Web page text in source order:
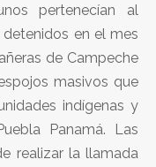
pertenecían al
en el mes
de Campeche
masivos que
indígenas y
Panamá. Las
realizar la llamada